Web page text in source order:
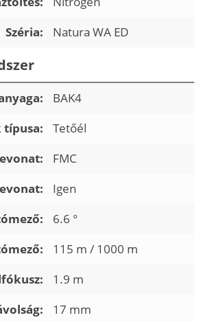
Széria:
Natura WA ED
BAK4
típusa:
Tetőél
FMC
Igen
6.6 °
115 m / 1000 m
1.9 m
17 mm